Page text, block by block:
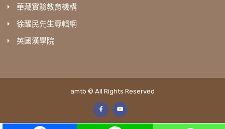
華藏實驗教育機構
徐醒民先生專輯網
英國漢學院
amtb © All Rights Reserved